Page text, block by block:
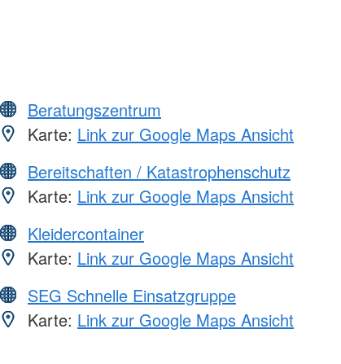
Beratungszentrum
Karte: Link zur Google Maps Ansicht
Bereitschaften / Katastrophenschutz
Karte: Link zur Google Maps Ansicht
Kleidercontainer
Karte: Link zur Google Maps Ansicht
SEG Schnelle Einsatzgruppe
Karte: Link zur Google Maps Ansicht